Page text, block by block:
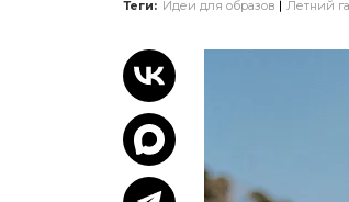
Теги: Идеи для образов Летний